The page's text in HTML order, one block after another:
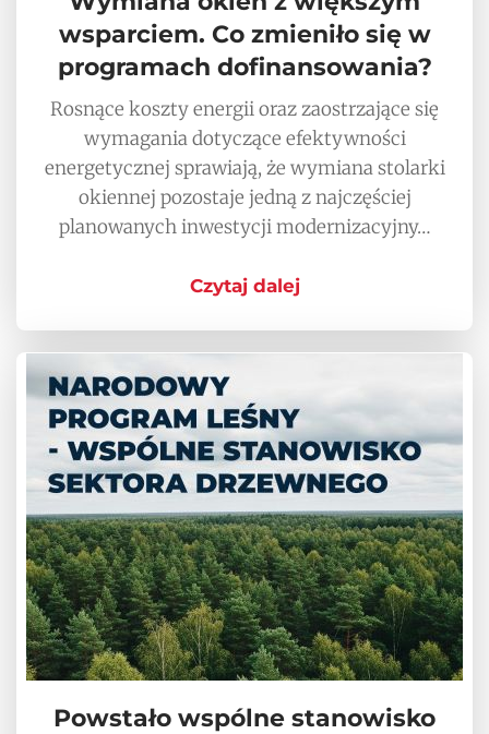
wsparciem. Co zmieniło się w
programach dofinansowania?
Rosnące koszty energii oraz zaostrzające się
wymagania dotyczące efektywności
energetycznej sprawiają, że wymiana stolarki
okiennej pozostaje jedną z najczęściej
planowanych inwestycji modernizacyjny…
Czytaj dalej
Powstało wspólne stanowisko